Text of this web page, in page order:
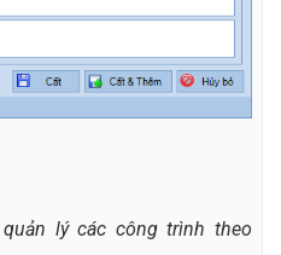
lý các công trình theo